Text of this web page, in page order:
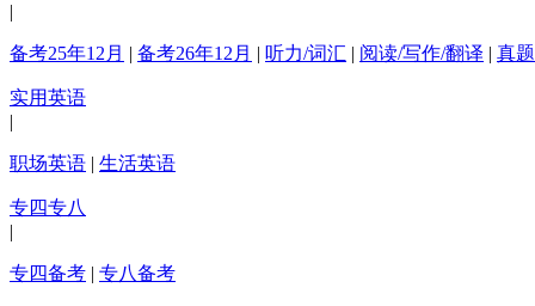
|
备考25年12月 | 备考26年12月 | 听力/词汇 | 阅读/写作/翻译 | 真
实用英语
|
职场英语 | 生活英语
专四专八
|
专四备考 | 专八备考